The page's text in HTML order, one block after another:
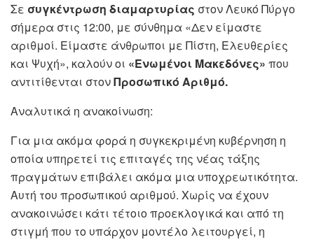
Σε συγκέντρωση διαμαρτυρίας στον Λευκό Πύργο
σήμερα στις 12:00, με σύνθημα «Δεν είμαστε
αριθμοί. Είμαστε άνθρωποι με Πίστη, Ελευθερίες
και Ψυχή», καλούν οι «Ενωμένοι Μακεδόνες» που
αντιτίθενται στονΠροσωπικό Αριθμό.
Αναλυτικά η ανακοίνωση:
Για μια ακόμα φορά η συγκεκριμένη κυβέρνηση η
οποία υπηρετεί τις επιταγές της νέας τάξης
πραγμάτων επιβάλει ακόμα μια υποχρεωτικότητα.
Αυτή του προσωπικού αριθμού. Χωρίς να έχουν
ανακοινώσει κάτι τέτοιο προεκλογικά και από τη
στιγμή που το υπάρχον μοντέλο λειτουργεί, η